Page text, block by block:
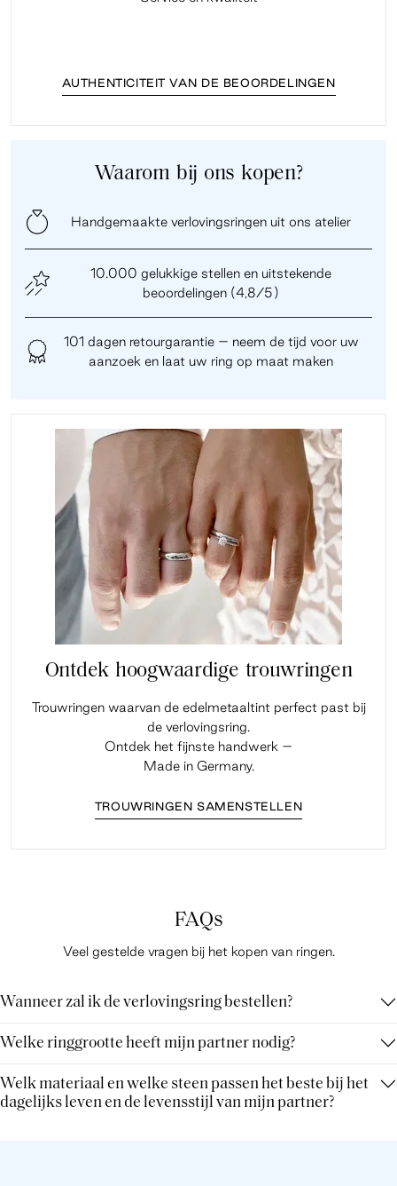
AUTHENTICITEIT VAN DE BEOORDELINGEN
Waarom bij ons kopen?
Handgemaakte verlovingsringen uit ons atelier
10.000 gelukkige stellen en uitstekende
beoordelingen (4,8/5)
101 dagen retourgarantie – neem de tijd voor uw
aanzoek en laat uw ring op maat maken
Ontdek hoogwaardige trouwringen
Trouwringen waarvan de edelmetaaltint perfect past bij
de verlovingsring.
Ontdek het fijnste handwerk –
Made in Germany.
TROUWRINGEN SAMENSTELLEN
FAQs
Veel gestelde vragen bij het kopen van ringen.
Wanneer zal ik de verlovingsring bestellen?
Welke ringgrootte heeft mijn partner nodig?
Welk materiaal en welke steen passen het beste bij het
dagelijks leven en de levensstijl van mijn partner?